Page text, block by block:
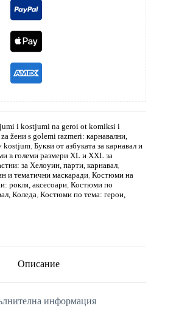
i kostjumi na geroi ot komiksi i
žени s golemi razmeri: карнавални,
kostjum Букви от азбуката за карнавал и
в големи размери XL и XXL за
за Хелоуин, парти, карнавал
и тематични маскаради Костюми на
рокля, аксесоари Костюми по
Коледа Костюми по тема: герои,
Описание
информация